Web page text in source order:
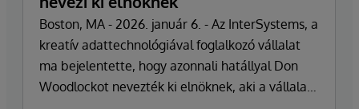
Boston, MA - 2026. január 6. - Az InterSystems, a
kreatív adattechnológiával foglalkozó vállalat
ma bejelentette, hogy azonnali hatállyal Don
Woodlockot nevezték ki elnöknek, aki a vállalat